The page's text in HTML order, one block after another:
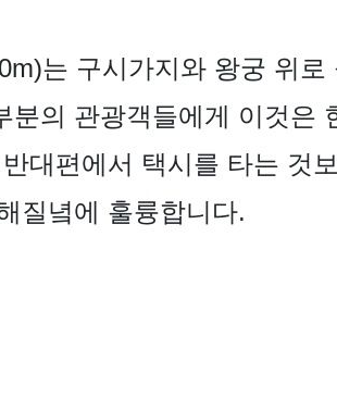
는 구시가지와 왕궁 위로
의 관광객들에게 이것은
대편에서 택시를 타는 것
질녘에 훌륭합니다.